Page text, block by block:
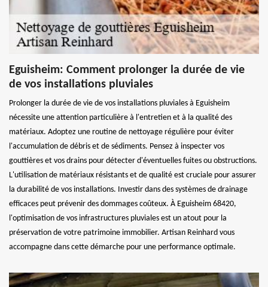
Eguisheim: Comment prolonger la durée de vie
de vos installations pluviales
Prolonger la durée de vie de vos installations pluviales à Eguisheim
nécessite une attention particulière à l'entretien et à la qualité des
matériaux. Adoptez une routine de nettoyage régulière pour éviter
l'accumulation de débris et de sédiments. Pensez à inspecter vos
gouttières et vos drains pour détecter d'éventuelles fuites ou obstructions.
L'utilisation de matériaux résistants et de qualité est cruciale pour assurer
la durabilité de vos installations. Investir dans des systèmes de drainage
efficaces peut prévenir des dommages coûteux. À Eguisheim 68420,
l'optimisation de vos infrastructures pluviales est un atout pour la
préservation de votre patrimoine immobilier. Artisan Reinhard vous
accompagne dans cette démarche pour une performance optimale.